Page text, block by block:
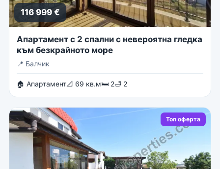
116 999 €
Апартамент с 2 спални с невероятна гледка
към безкрайното море
📍 Балчик
🏠 Апартамент📐 69 кв.м🛏 2🛁 2
Топ оферта